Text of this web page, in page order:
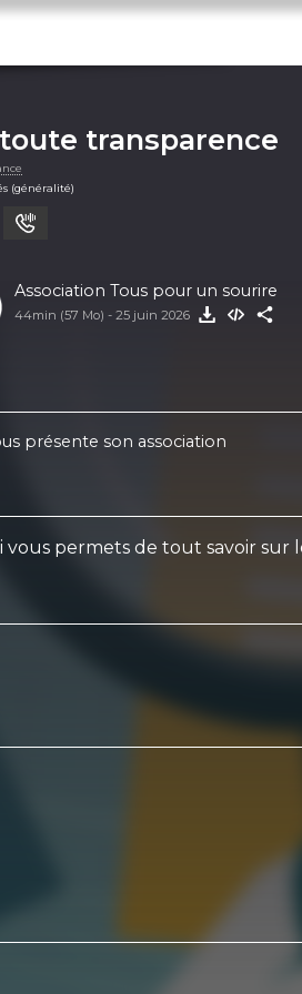
transparence
(généralité)
Association Tous pour un sourire
44min (57 Mo) - 25 juin 2026
présente son association
vous permets de tout savoir